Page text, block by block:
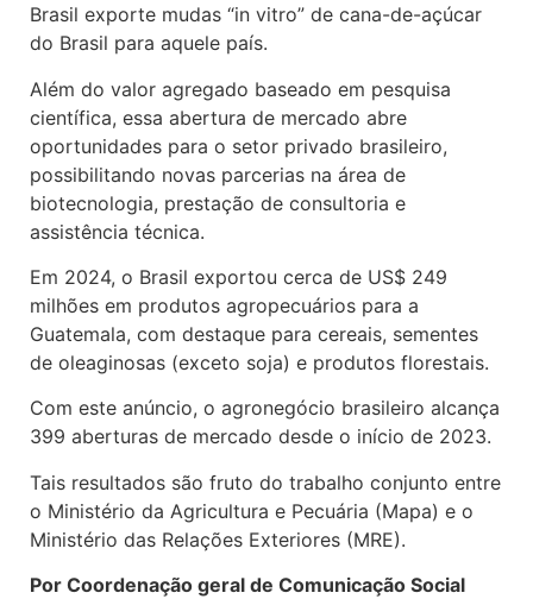
Brasil exporte mudas “in vitro” de cana-de-açúcar
do Brasil para aquele país.
Além do valor agregado baseado em pesquisa
científica, essa abertura de mercado abre
oportunidades para o setor privado brasileiro,
possibilitando novas parcerias na área de
biotecnologia, prestação de consultoria e
assistência técnica.
Em 2024, o Brasil exportou cerca de US$ 249
milhões em produtos agropecuários para a
Guatemala, com destaque para cereais, sementes
de oleaginosas (exceto soja) e produtos florestais.
Com este anúncio, o agronegócio brasileiro alcança
399 aberturas de mercado desde o início de 2023.
Tais resultados são fruto do trabalho conjunto entre
o Ministério da Agricultura e Pecuária (Mapa) e o
Ministério das Relações Exteriores (MRE).
Por Coordenação geral de Comunicação Social